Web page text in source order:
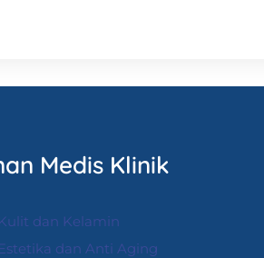
Medis Klinik
dan Kelamin
dan Anti Aging